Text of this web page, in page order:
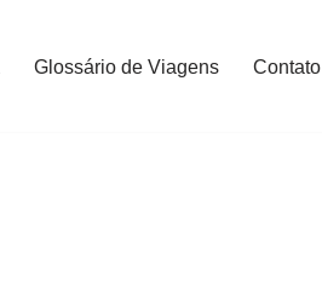
Glossário de Viagens Contato